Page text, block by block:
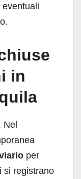
in
Nel
per
si registrano